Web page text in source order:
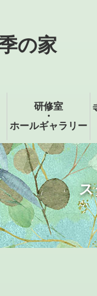
の家
研修室
・
ホールギャラリー
ス